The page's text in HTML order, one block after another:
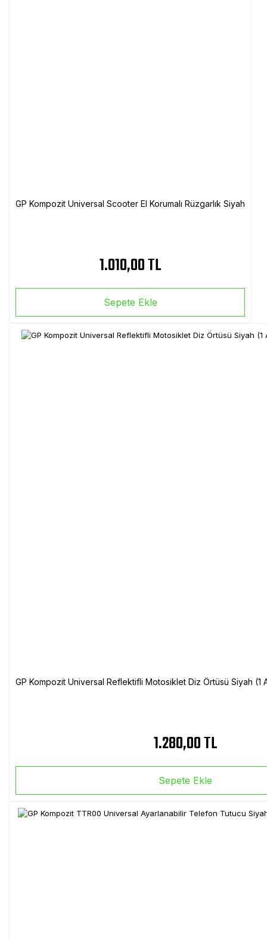
GP Kompozit Universal Scooter El Korumalı Rüzgarlık Siyah
1.010,00 TL
Sepete Ekle
GP Kompozit Universal Reflektifli Motosiklet Diz Örtüsü Siyah
1.280,00 TL
Sepete Ekle